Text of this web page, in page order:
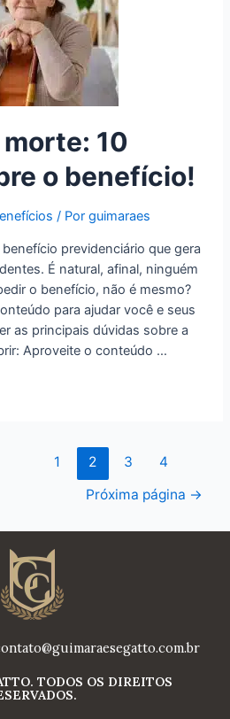
10
o benefício!
/ Porguimaraes
previdenciário que gera
É natural, afinal, ninguém
o benefício, não é mesmo?
para ajudar você e seus
as principais dúvidas sobre a
Aproveite o conteúdo …
1 2 3
4
Próxima página →
TODOS OS DIREITOS